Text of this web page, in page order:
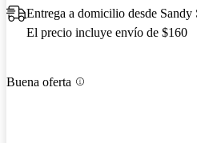
Entrega a domicilio desde Sandy
El precio incluye envío de $160
Buena oferta